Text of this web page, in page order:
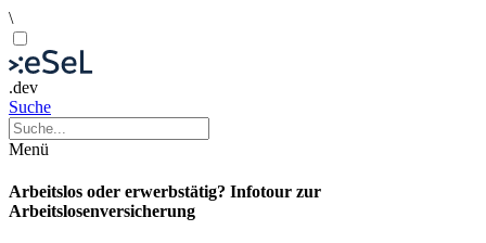
\
.dev
Suche
Menü
Arbeitslos oder erwerbstätig? Infotour zur
Arbeitslosenversicherung